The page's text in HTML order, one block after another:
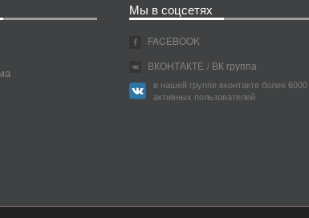
Мы в соцсетях
FACEBOOK
ВКОНТАКТЕ / ВК группа
в нашей группе вконтакте более 6000
активных пользователей